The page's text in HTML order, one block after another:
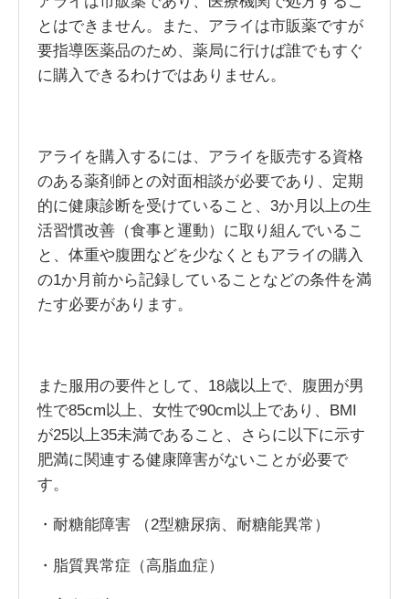
とはできません。また、アライは市販薬ですが
要指導医薬品のため、薬局に行けば誰でもすぐ
に購入できるわけではありません。
アライを購入するには、アライを販売する資格
のある薬剤師との対面相談が必要であり、定期
的に健康診断を受けていること、3か月以上の生
活習慣改善（食事と運動）に取り組んでいるこ
と、体重や腹囲などを少なくともアライの購入
の1か月前から記録していることなどの条件を満
たす必要があります。
また服用の要件として、18歳以上で、腹囲が男
性で85cm以上、女性で90cm以上であり、BMI
が25以上35未満であること、さらに以下に示す
肥満に関連する健康障害がないことが必要で
す。
・耐糖能障害 （2型糖尿病、耐糖能異常）
・脂質異常症（高脂血症）